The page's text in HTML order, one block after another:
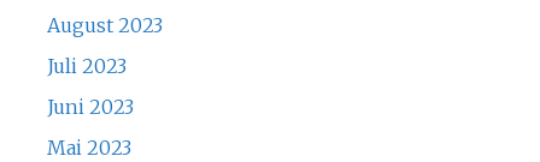
August 2023
Juli 2023
Juni 2023
Mai 2023